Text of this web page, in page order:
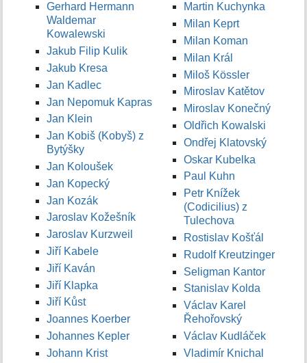
Gerhard Hermann
Waldemar
Kowalewski
Jakub Filip Kulik
Jakub Kresa
Jan Kadlec
Jan Nepomuk Kapras
Jan Klein
Jan Kobiš (Kobyš) z
Bytýšky
Jan Koloušek
Jan Kopecký
Jan Kozák
Jaroslav Kožešník
Jaroslav Kurzweil
Jiří Kabele
Jiří Kaván
Jiří Klapka
Jiří Kůst
Joannes Koerber
Johannes Kepler
Johann Krist
Martin Kuchynka
Milan Keprt
Milan Koman
Milan Král
Miloš Kössler
Miroslav Katětov
Miroslav Konečný
Oldřich Kowalski
Ondřej Klatovský
Oskar Kubelka
Paul Kuhn
Petr Knížek
(Codicilius) z
Tulechova
Rostislav Košťál
Rudolf Kreutzinger
Seligman Kantor
Stanislav Kolda
Václav Karel
Řehořovský
Václav Kudláček
Vladimír Knichal